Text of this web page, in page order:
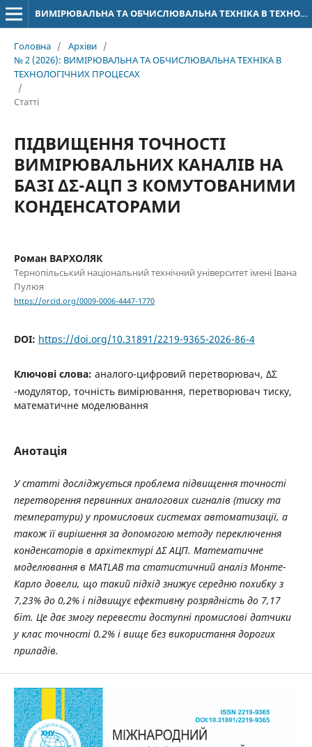
ВИМІРЮВАЛЬНА ТА ОБЧИСЛЮВАЛЬНА ТЕХНІКА В ТЕХНОЛОГІЧНИХ ПРОЦЕСАХ
Головна / Архіви /
№ 2 (2026): ВИМІРЮВАЛЬНА ТА ОБЧИСЛЮВАЛЬНА ТЕХНІКА В
ТЕХНОЛОГІЧНИХ ПРОЦЕСАХ
/
Статті
ПІДВИЩЕННЯ ТОЧНОСТІ
ВИМІРЮВАЛЬНИХ КАНАЛІВ НА
БАЗІ ΔΣ-АЦП З КОМУТОВАНИМИ
КОНДЕНСАТОРАМИ
Роман ВАРХОЛЯК
Тернопільський національний технічний університет імені Івана
Пулюя
https://orcid.org/0009-0006-4447-1770
DOI: https://doi.org/10.31891/2219-9365-2026-86-4
Ключові слова: аналого-цифровий перетворювач, ΔΣ
-модулятор, точність вимірювання, перетворювач тиску,
математичне моделювання
Анотація
У статті досліджується проблема підвищення точності
перетворення первинних аналогових сигналів (тиску та
температури) у промислових системах автоматизації, а
також її вирішення за допомогою методу переключення
конденсаторів в архітектурі ΔΣ АЦП. Математичне
моделювання в MATLAB та статистичний аналіз Монте-
Карло довели, що такий підхід знижує середню похибку з
7,23% до 0,2% і підвищує ефективну розрядність до 7,17
біт. Це дає змогу перевести доступні промислові датчики
у клас точності 0,2% і вище без використання дорогих
приладів.